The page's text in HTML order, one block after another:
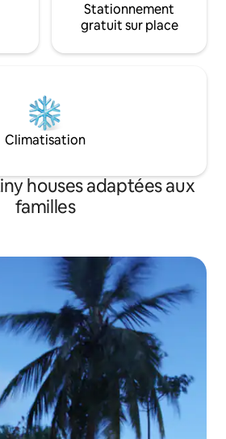
Stationnement
gratuit sur place
Climatisation
houses adaptées aux
familles